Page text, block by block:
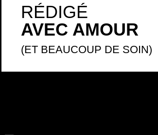
RÉDIGÉ
AVEC AMOUR
(ET BEAUCOUP DE SOIN)